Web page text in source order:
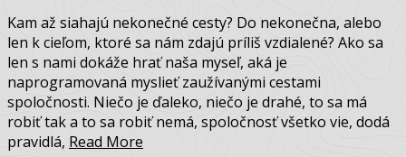
Kam až siahajú nekonečné cesty? Do nekonečna, alebo
len k cieľom, ktoré sa nám zdajú príliš vzdialené? Ako sa
len s nami dokáže hrať naša myseľ, aká je
naprogramovaná myslieť zaužívanými cestami
spoločnosti. Niečo je ďaleko, niečo je drahé, to sa má
robiť tak a to sa robiť nemá, spoločnosť všetko vie, dodá
pravidlá, Read More